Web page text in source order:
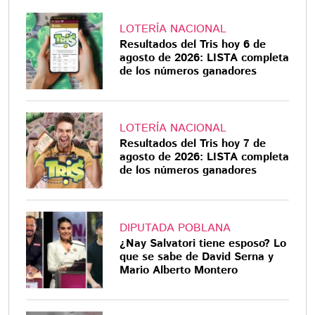
LOTERÍA NACIONAL
Resultados del Tris hoy 6 de
agosto de 2026: LISTA completa
de los números ganadores
LOTERÍA NACIONAL
Resultados del Tris hoy 7 de
agosto de 2026: LISTA completa
de los números ganadores
DIPUTADA POBLANA
¿Nay Salvatori tiene esposo? Lo
que se sabe de David Serna y
Mario Alberto Montero